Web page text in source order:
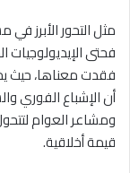
مثل التحور الأبرز
فحتى الإيديولوجيات
فقدت معناها، حيث
أن الإشباع الفوري
ومشاعر العوام
قيمة أخلاقية.